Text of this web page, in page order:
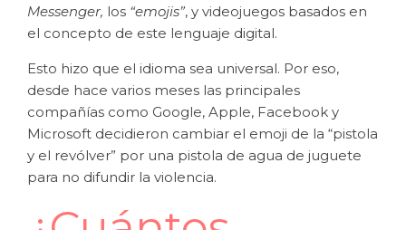
Messenger, los “emojis”, y videojuegos basados en
el concepto de este lenguaje digital.
Esto hizo que el idioma sea universal. Por eso,
desde hace varios meses las principales
compañías como Google, Apple, Facebook y
Microsoft decidieron cambiar el emoji de la “pistola
y el revólver” por una pistola de agua de juguete
para no difundir la violencia.